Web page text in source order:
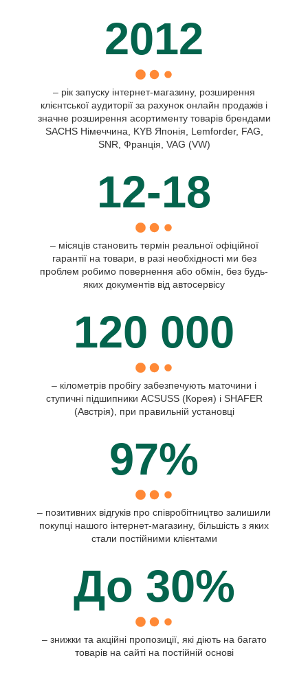
2012
– рік запуску інтернет-магазину, розширення
клієнтської аудиторії за рахунок онлайн продажів і
значне розширення асортименту товарів брендами
SACHS Німеччина, KYB Японія, Lemforder, FAG,
SNR, Франція, VAG (VW)
12-18
– місяців становить термін реальної офіційної
гарантії на товари, в разі необхідності ми без
проблем робимо повернення або обмін, без будь-
яких документів від автосервісу
120 000
– кілометрів пробігу забезпечують маточини і
ступичні підшипники ACSUSS (Корея) і SHAFER
(Австрія), при правильній установці
97%
– позитивних відгуків про співробітництво залишили
покупці нашого інтернет-магазину, більшість з яких
стали постійними клієнтами
До 30%
– знижки та акційні пропозиції, які діють на багато
товарів на сайті на постійній основі